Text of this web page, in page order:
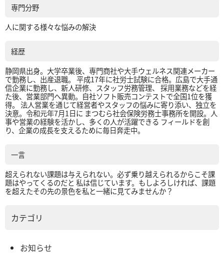
専門分野
人に関する様々な悩みの解決
経歴
静岡県出身。大学卒業後、専門商社や大手ウェルネス関連メーカー
で勤務し、出産退職。 平成17年に社労士試験に合格。広島で大手通
信企業に勤務し、新人研修、スタッフ労務管理、 採用業務などを経
た後、営業部門へ異動。自社ソフト販売コンテストで全国1位を獲
得。 法人営業を通じて経営者やスタッフの悩みに寄り添い、独立を
決意。令和元年7月1日に まつむら社会保険労務士事務所を開設。人
事や営業の経験を活かし、多くの人が活躍できる フィールドを創
り、企業の成長を支えるために毎日奔走中。
一言
超えられない課題は与えられない。必ず乗り越えられるからこそ課
題はやってくるのだと 私は信じています。もしよろしければ、課題
を超えたその先の景色を私と一緒に見てみませんか？
カテゴリ
お知らせ